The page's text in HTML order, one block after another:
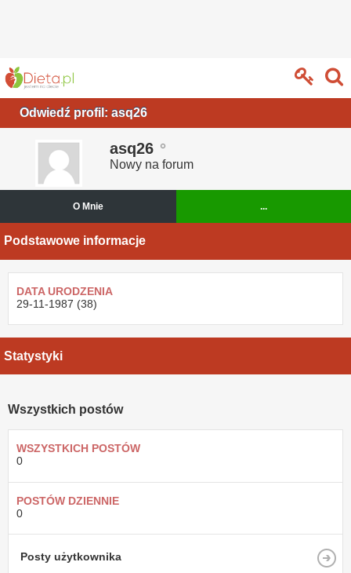
Odwiedź profil: asq26
asq26
Nowy na forum
O Mnie ...
Podstawowe informacje
DATA URODZENIA
29-11-1987 (38)
Statystyki
Wszystkich postów
WSZYSTKICH POSTÓW
0
POSTÓW DZIENNIE
0
Posty użytkownika